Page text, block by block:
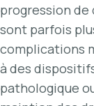
progression
sont parfois
complications
à des
pathologique